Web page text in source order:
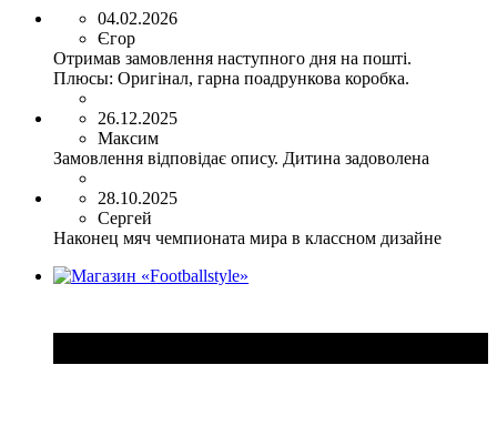
04.02.2026
Єгор
Отримав замовлення наступного дня на пошті.
Плюсы: Оригінал, гарна поадрункова коробка.
26.12.2025
Максим
Замовлення відповідає опису. Дитина задоволена
28.10.2025
Сергей
Наконец мяч чемпионата мира в классном дизайне